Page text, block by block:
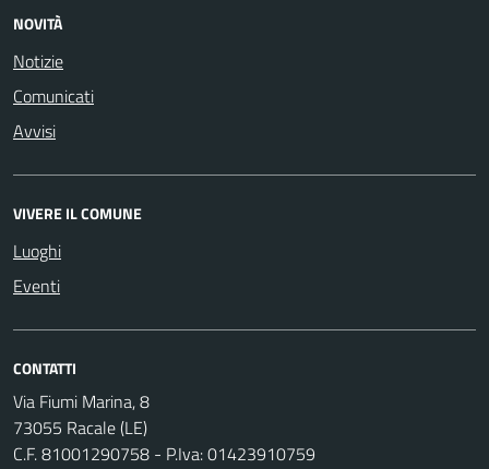
NOVITÀ
Notizie
Comunicati
Avvisi
VIVERE IL COMUNE
Luoghi
Eventi
CONTATTI
Via Fiumi Marina, 8
73055 Racale (LE)
C.F. 81001290758 - P.Iva: 01423910759